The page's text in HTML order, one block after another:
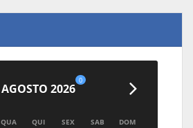
AGOSTO 2026
0
QUA QUI SEX SAB DOM